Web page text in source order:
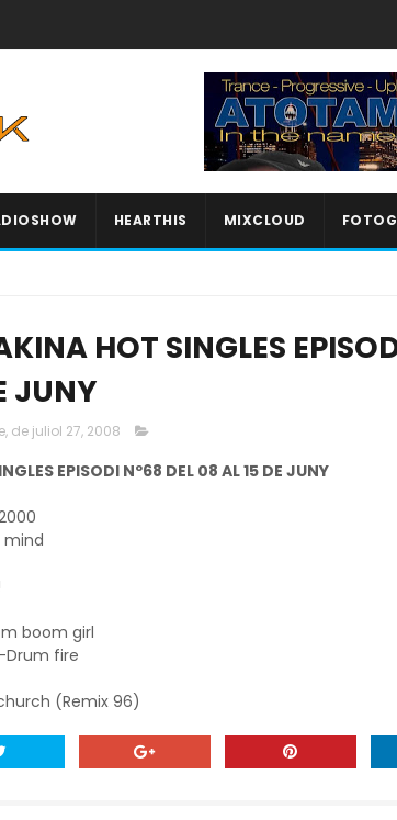
HEARTHIS MIXCLOUD
HOT SINGLES
JUNY
de juliol 27, 2008
EPISODI Nº68 DEL 08 AL 15 DE JUNY
mind
boom girl
Drum fire
(Remix 96)